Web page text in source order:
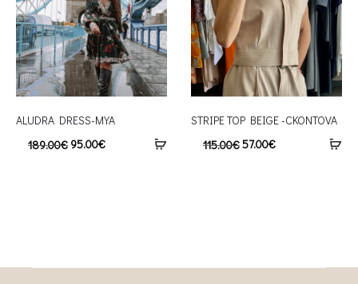
ALUDRA DRESS-MYA
189.00€ 95.00€
STRIPE TOP BEIGE -CKONTOVA
115.00€57.00€